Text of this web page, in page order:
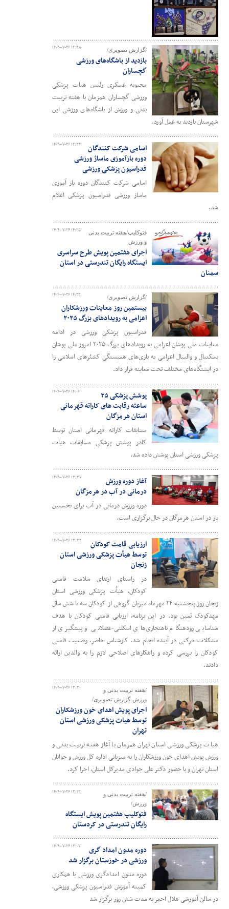
۱۴۰۴-۰۷-۲۶ ۱۴:۳۸ /گزارش تصویری/
بازدید از باشگاه‌های ورزشی
گچساران
محبوبه عسکری رئیس هیات پزشکی
ورزشی گچساران همزمان با هفته تربیت
بدنی و ورزش از باشگاه‌های ورزشی این
شهرستان بازدید به عمل آورد.
۱۴۰۴-۰۷-۲۶ ۱۴:۳۲
اسامی شرکت کنندگان
دوره بازآموزی ماساژ ورزشی
فدراسیون پزشکی ورزشی
اسامی شرکت کنندگان دوره باز آموزی
ماساژ ورزشی فدراسیون پزشکی اعلام
شد.
۱۴۰۴-۰۷-۲۶ ۱۴:۲۵
فتوکلیپ/هفته تربیت بدنی
و ورزش
اجرای هفتمین پویش طرح سراسری
ایستگاه رایگان تندرستی در استان
سمنان
۱۴۰۴-۰۷-۲۶ ۱۴:۲۳ /گزارش تصویری/
بیستمین روز معاینات ورزشکاران
اعزامی به رویدادهای بزرگ ۲۰۲۵
فدراسیون پزشکی ورزشی در ادامه
معاینات ملی پوشان اعزامی به رویدادهای بزرگ ۲۰۲۵ امروز ملی پوشان
بسکتبال و والیبال اعزامی به بازی‌های همبستگی کشئرهای اسلامی را
در ایستگاه‌های مختلف تحت معاینه قرار داد.
۱۴۰۴-۰۷-۲۶ ۱۴:۰۶
پوشش پزشکی ۲۵
ساعته رقابت های کاراته قهرمانی
استان هرمزگان
مسابقات کاراته قهرمانی استان توسط
کادر پوشش پزشکی مسابقات هیات
پزشکی ورزشی استان پوشش داده شد.
۱۴۰۴-۰۷-۲۶ ۱۳:۳۷
آغاز دوره ورزش
درمانی در آب در هرمزگان
دوره ورزش درمانی در آب برای نخستین
بار در استان هرمزگان در حال برگزاری است.
۱۴۰۴-۰۷-۲۶ ۱۳:۳۲
ارزیابی قامت کودکان
توسط هیأت پزشکی ورزشی استان
زنجان
در راستای ارتقای سلامت قامتی
کودکان، هیأت پزشکی ورزشی استان
زنجان روز پنجشنبه ۲۴ مهرماه میزبان گروهی از کودکان سه تا شش سال
مهدکودک ثمین بود. در این برنامه، ارزیابی قامتی کودکان با هدف
شناسایی زودهنگام ناهنجاری‌های اسکلتی-عضلانی و پیشگیری از
مشکلات حرکتی در آینده انجام شد. کارشناس حاضر، وضعیت قامتی
کودکان را بررسی کرده و راهکارهای اصلاحی لازم را به والدین ارائه
دادند.
۱۴۰۴-۰۷-۲۶ ۱۳:۳۰
/هفته تربیت بدنی و
ورزش-گزارش تصویری/
اجرای پویش اهدای خون ورزشکاران
توسط هیات پزشکی ورزشی استان
تهران
هیات پزشکی ورزشی استان تهران همزمان با آغاز هفته تربیت بدنی و
ورزش پویش اهدای خون ورزشکاران را به میزبانی اداره کل ورزش و جوانان
استان تهران و با حضور دکتر علی جوادی مدیرکل استان، اجرا کرد.
۱۴۰۴-۰۷-۲۶ ۱۳:۱۳
/هفته تربیت بدنی و
ورزش/
فتوکلیپ هفتمین پویش ایستگاه
رایگان تندرستی در کردستان
۱۴۰۴-۰۷-۲۶ ۱۳:۰۷
دوره مدون امداد گری
ورزشی در خوزستان برگزار شد
دوره مدون امدادگری ورزشی با همکاری
کمیته آموزش فدراسیون پزشکی ورزشی،
در سالن آموزشی هلال احمر به مدت شش روز برگزار شد